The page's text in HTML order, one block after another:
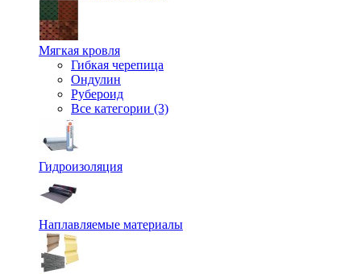
Мягкая кровля
Гибкая черепица
Ондулин
Рубероид
Все категории (3)
Гидроизоляция
Наплавляемые материалы